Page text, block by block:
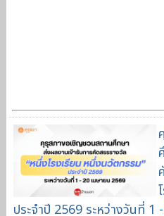
ประจำปี 2569 ระหว่างวันที่ 1 -